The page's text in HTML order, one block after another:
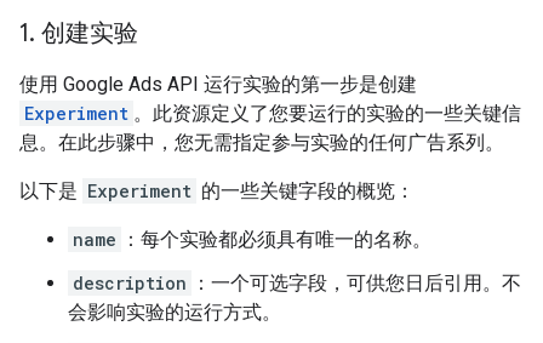
1. 创建实验
使用 Google Ads API 运行实验的第一步是创建
Experiment 。此资源定义了您要运行的实验的一些关键信
息。在此步骤中，您无需指定参与实验的任何广告系列。
以下是 Experiment 的一些关键字段的概览：
name
：每个实验都必须具有唯一的名称。
description
：一个可选字段，可供您日后引用。不
会影响实验的运行方式。